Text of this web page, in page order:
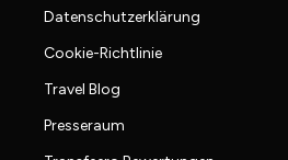
Datenschutzerklärung
Cookie-Richtlinie
Travel Blog
Presseraum